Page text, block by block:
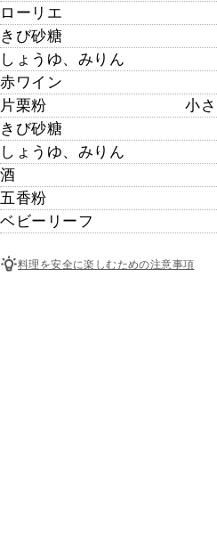
ローリエ
きび砂糖
しょうゆ、みりん
赤ワイン
片栗粉
小
きび砂糖
しょうゆ、みりん
酒
五香粉
ベビーリーフ
料理を安全に楽しむための注意事項